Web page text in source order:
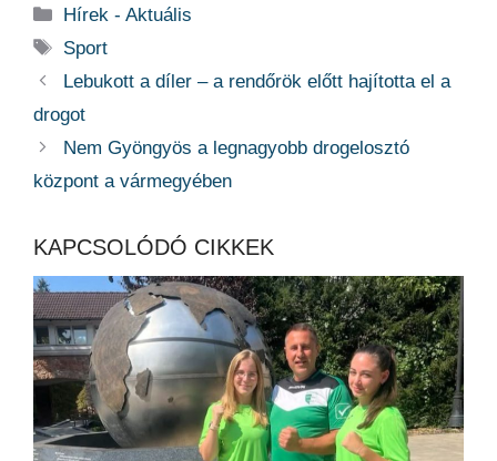
Kategória
Hírek - Aktuális
Címkék
Sport
Lebukott a díler – a rendőrök előtt hajította el a
drogot
Nem Gyöngyös a legnagyobb drogelosztó
központ a vármegyében
KAPCSOLÓDÓ CIKKEK